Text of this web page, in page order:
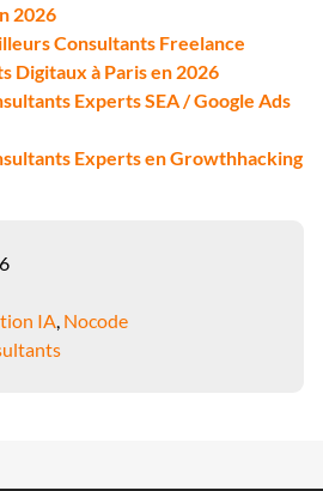
2026
Consultants Freelance
Digitaux à Paris en 2026
Experts SEA / Google Ads
Experts en Growthhacking
IA, Nocode